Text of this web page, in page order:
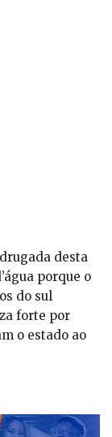
desta
porque o
do sul
forte por
o estado ao